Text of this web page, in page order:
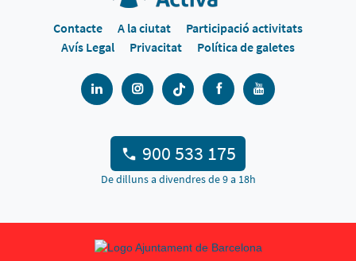
Contacte A la ciutat
Participació activitats
Avís Legal
Privacitat Política de galetes
900 533 175
De dilluns a divendres de 9 a 18h